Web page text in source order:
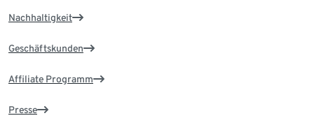
Nachhaltigkeit
Geschäftskunden
Affiliate Programm
Presse